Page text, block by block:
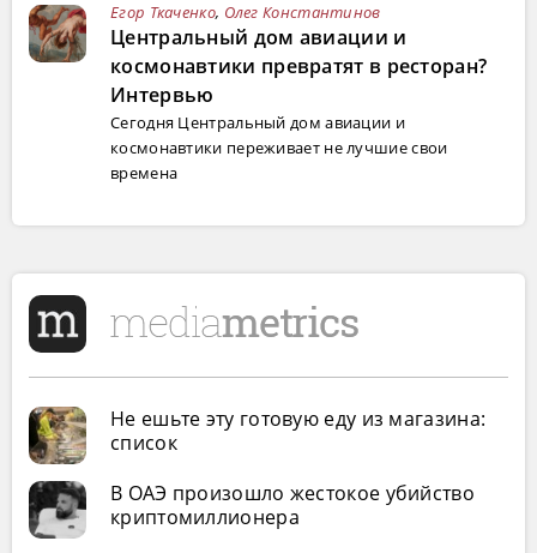
Егор Ткаченко, Олег Константинов
Центральный дом авиации и
космонавтики превратят в ресторан?
Интервью
Сегодня Центральный дом авиации и
космонавтики переживает не лучшие свои
времена
Не ешьте эту готовую еду из магазина:
список
В ОАЭ произошло жестокое убийство
криптомиллионера